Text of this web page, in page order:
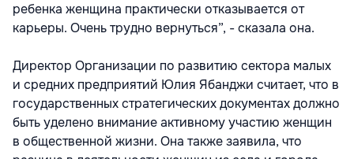
ребенка женщина практически отказывается от
карьеры. Очень трудно вернуться”, - сказала она.
Директор Организации по развитию сектора малых
и средних предприятий Юлия Ябанджи считает, что в
государственных стратегических документах должно
быть уделено внимание активному участию женщин
в общественной жизни. Она также заявила, что